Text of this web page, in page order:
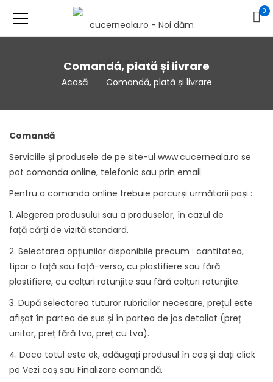
0
Comandă, plată și livrare
Acasă Comandă, plată și livrare
Comandă
Serviciile și produsele de pe site-ul www.cucerneala.ro se
pot comanda online, telefonic sau prin email.
Pentru a comanda online trebuie parcurși următorii pași :
1. Alegerea produsului sau a produselor, în cazul de
față cărți de vizită standard.
2. Selectarea opțiunilor disponibile precum : cantitatea,
tipar o față sau față-verso, cu plastifiere sau fără
plastifiere, cu colțuri rotunjite sau fără colțuri rotunjite.
3. După selectarea tuturor rubricilor necesare, prețul este
afișat în partea de sus și în partea de jos detaliat (preț
unitar, preț fără tva, preț cu tva).
4. Daca totul este ok, adăugați produsul în coș și dați click
pe Vezi coș sau Finalizare comandă.